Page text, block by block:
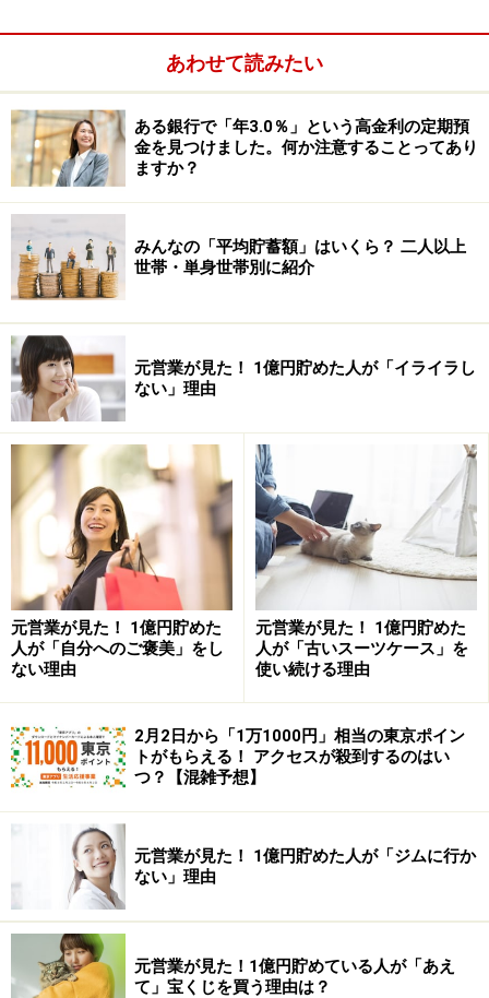
う。日常でも、シャンプーが切れていたら、仕事帰りに
必ず買うでしょう。好きなアーティストの公演チケット
は先行発売でGETしようと苦心するでしょう。
こうしたことは、特に計画性が求められることはなく、
短時間で済むということもありますが、自分自身が困る
から、すぐに対応しようという気持ちがあるため、考え
るまでもなく行動に移せます。
しかし、お金のこととなると、今、生活していくうえ
で、特に困っていない、借金を重ねているわけでもな
い、毎月の収支が赤字でなければ、「お金を貯めよう」
と思っても、それは不要不急のこととして、後回しにし
てしまうのです。さらに、お金のことは、しっかり勉強
その時間がないから、と今すぐに対応できないために、
つい後回しにしてしまうのです。今すぐできなかったこ
とは、1年たってもできないかもしれません。つまり、
いつもお金を貯めたいと思うだけで、何も変わらないと
いうことです。
あわせて読みたい
ある銀行で「年3.0％」という高金利の定期預
金を見つけました。何か注意することってあり
ますか？
みんなの「平均貯蓄額」はいくら？ 二人以上
世帯・単身世帯別に紹介
元営業が見た！ 1億円貯めた人が「イライラし
ない」理由
元営業が見た！ 1億円貯めた
人が「自分へのご褒美」をし
ない理由
元営業が見た！ 1億円貯めた
人が「古いスーツケース」を
使い続ける理由
2月2日から「1万1000円」相当の東京ポイン
トがもらえる！ アクセスが殺到するのはい
つ？【混雑予想】
元営業が見た！ 1億円貯めた人が「ジムに行か
ない」理由
元営業が見た！1億円貯めている人が「あえ
て」宝くじを買う理由は？